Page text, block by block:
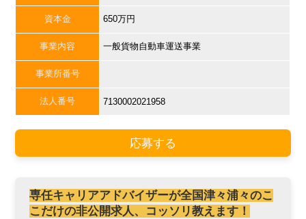
資本金 650万円
事業内容 一般貨物自動車運送事業
事業所番号
法人番号 7130002021958
応募する
専任キャリアアドバイザーが全国津々浦々のこ
こだけの非公開求人、コッソリ教えます！